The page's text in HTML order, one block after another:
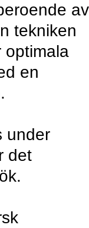
av
tekniken
optimala
en
under
det